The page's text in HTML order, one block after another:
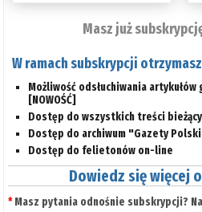
Masz już
W ramach subskrypcji
Możliwość odsłuchiwania
[NOWOŚĆ]
Dostęp do wszystkich treści
Dostęp do archiwum "Gazety
Dostęp do felietonów on-line
Dowiedz się więcej
*Masz pytania odnośnie subskrypcji?